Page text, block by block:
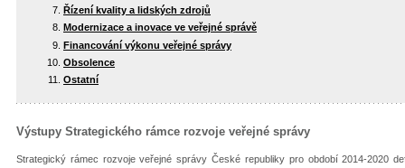
Řízení kvality a lidských zdrojů
Modernizace a inovace ve veřejné správě
Financování výkonu veřejné správy
Obsolence
Ostatní
Výstupy Strategického rámce rozvoje veřejné správy
Strategický rámec rozvoje veřejné správy České republiky pro období 2014-2020